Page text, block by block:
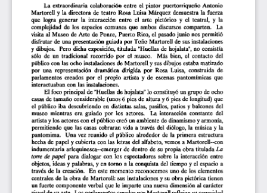
La  extraordinaria  colaboración  entre  el  pintor  puertorriqueño  Antonio
Martorell  y  la  directora  de  teatro  Rosa  Luisa  Márquez  demuestra  la  fuerza
que  logra  generar  la  interacción  entre  el  arte  pictórico  y  el  teatral,  y  la
complejidad  de  los  espacios  comunes  que  ambos  discursos  comparten.    La
visita  al Museo  de Arte  de  Ponce,  Puerto Rico,  el  pasado junio nos  permitió
disfrutar  de  una presentación  guiada por Toño  Martorell  de  sus  instalaciones
y  dibujos.   Pero  dicha  exposición,  titulada  "Huellas  de  hojalata", no  consistía
sólo  de  un  tradicional  recorrido  por  el  museo.    Más  bien,  el  contacto  del
público con las ocho  instalaciones  de  Martorell y sus dibujos  estaba  matizado
por  una  representación  dramática  dirigida  por  Rosa  Luisa,  construida  de
parlamentos  creados  por  el  propio  artista  y  de  escenas  pantomímicas  que
interactuaban  con  las  instalaciones.
El foco  principal de "Huellas de hojalata" lo  constituyó un grupo de ocho
casas de tamaño  considerable  (unos 6 pies de  altura y 6 pies de longitud)  que
el  público  iba  descubriendo  en  distintas  salas,  pasillos,  patios  y balcones  del
museo  mientras  era  guiado  por  los  actores.    La  interacción  constante  del
artista y los actores con el público creó un ambiente  de dinamismo y armonía,
permitiendo  que  las  casas  cobraran  vida  a  través  del  diólogo,  la  música  y  la
pantomima.   Una  vez  reunido  el  público  alrededor  de  la  primera  estructura
hecha  de  papel  y cubierta  con las  letras  del  alfabeto,  vemos  a  Martorell-con
indumentaria  arlequinesca-emerger  de  dentro  de  su  propia  obra  titulada
  La
torre de papel
   para  dialogar  con  los  espectadores  sobre  la  interacción  entre
objetos,  ideas  y  palabras, y en  torno  a  la  conquista  del  tiempo  y el  espacio  a
través  de  la  creación.   En  este  momento  reconocemos  uno  de  los  elementos
centrales  de  la  obra  de  Martorell:  sus  instalaciones y su  obra  pictórica  tienen
un fuerte  componente  verbal que le  imparte  una nueva  dimensión  al  carácter
visual de su arte.  Los parlamentos creados por Martorell reflejan su capacidad